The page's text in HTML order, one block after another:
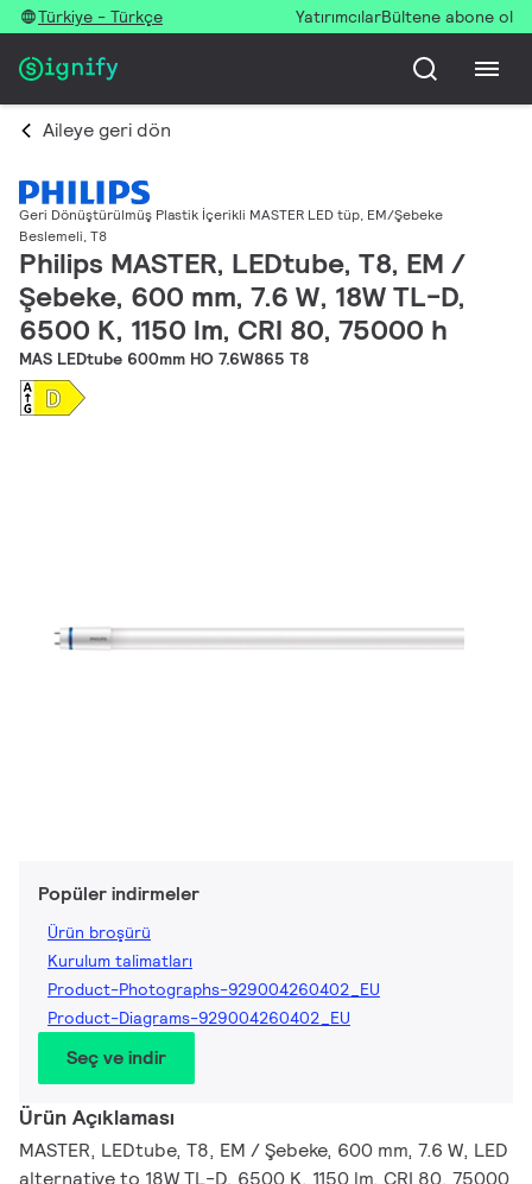
Türkiye - Türkçe YatırımcılarBültene abone ol
Aileye geri dön
Geri Dönüştürülmüş Plastik İçerikli MASTER LED tüp, EM/Şebeke
Beslemeli, T8
Philips MASTER, LEDtube, T8, EM /
Şebeke, 600 mm, 7.6 W, 18W TL-D,
6500 K, 1150 lm, CRI 80, 75000 h
MAS LEDtube 600mm HO 7.6W865 T8
Popüler indirmeler
Ürün broşürü
Kurulum talimatları
Product-Photographs-929004260402_EU
Product-Diagrams-929004260402_EU
Seç ve indir
Ürün Açıklaması
MASTER, LEDtube, T8, EM / Şebeke, 600 mm, 7.6 W, LED
alternative to 18W TL-D, 6500 K, 1150 lm, CRI 80, 75000